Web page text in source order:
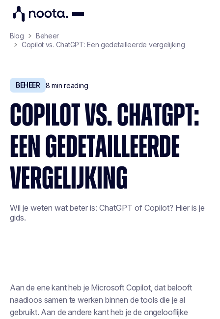
Blog
Beheer
Copilot vs. ChatGPT: Een gedetailleerde vergelijking
BEHEER 8 min reading
COPILOT VS. CHATGPT:
EEN GEDETAILLEERDE
VERGELIJKING
Wil je weten wat beter is: ChatGPT of Copilot? Hier is je
gids.
Aan de ene kant heb je Microsoft Copilot, dat belooft
naadloos samen te werken binnen de tools die je al
gebruikt. Aan de andere kant heb je de ongelooflijke